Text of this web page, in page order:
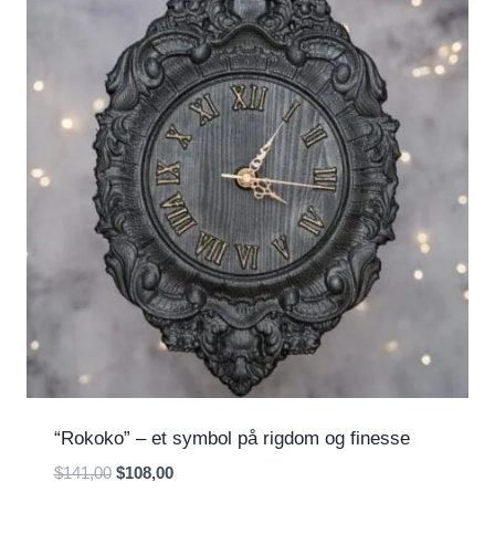
“Rokoko” – et symbol på rigdom og finesse
$141,00 Den
$108,00Den